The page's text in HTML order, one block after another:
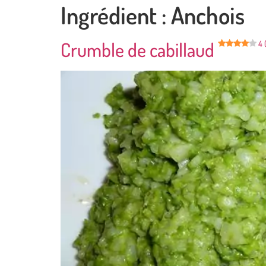
Ingrédient :Anchois
Crumble de cabillaud 4